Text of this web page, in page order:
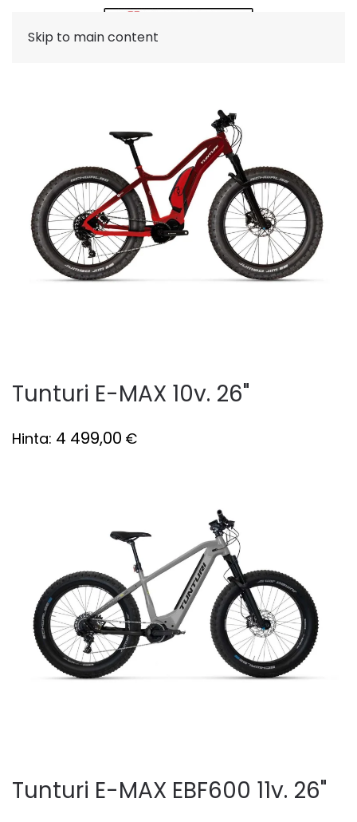
Skip to main content
Tunturi E-MAX 10v. 26"
Hinta: 4 499,00 €
Tunturi E-MAX EBF600 11v. 26"